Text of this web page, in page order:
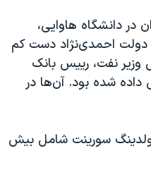
در دانشگاه هاوایی،
احمدی‌نژاد دست کم
وزیر نفت، رییس بانک
داده شده بود. آن‌ها در
سورینت شامل بیش